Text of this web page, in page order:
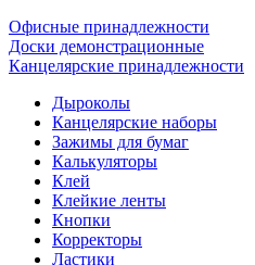
Офисные принадлежности
Доски демонстрационные
Канцелярские принадлежности
Дыроколы
Канцелярские наборы
Зажимы для бумаг
Калькуляторы
Клей
Клейкие ленты
Кнопки
Корректоры
Ластики